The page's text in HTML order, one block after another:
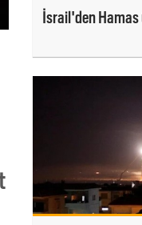
İsrail'den Hamas